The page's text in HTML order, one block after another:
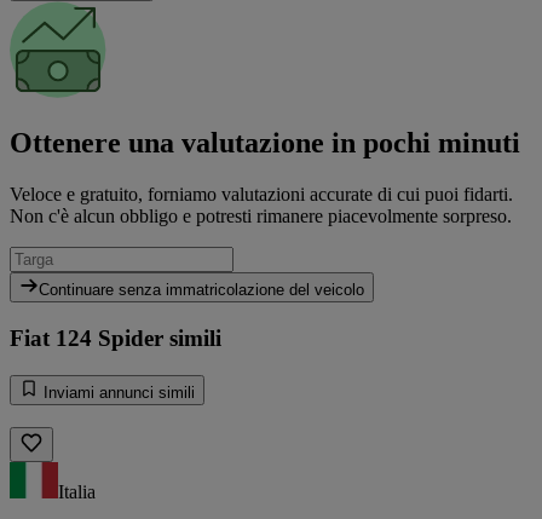
Ottenere una valutazione in pochi minuti
Veloce e gratuito, forniamo valutazioni accurate di cui puoi fidarti.
Non c'è alcun obbligo e potresti rimanere piacevolmente sorpreso.
Continuare senza immatricolazione del veicolo
Fiat 124 Spider simili
Inviami annunci simili
Italia